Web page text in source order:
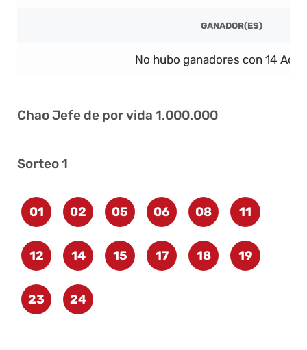
GANADOR(ES)
No hubo ganadores con 14
Chao Jefe de por vida 1.000.000
Sorteo 1
01 02 05 06 08 11
12 14 15 17 18 19
23 24